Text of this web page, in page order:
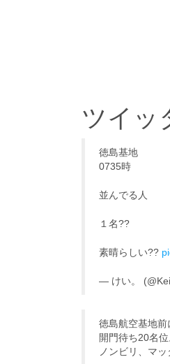
ツイッ
徳島基地
0735時
並んでる人
１名??
素晴らしい??
— けい。
徳島航空基地前
開門待ち20名位
ノンビリ、マ